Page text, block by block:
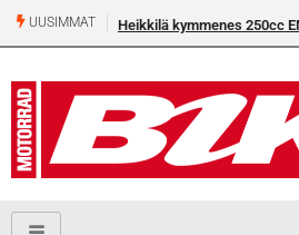
UUSIMMAT Heikkilä kymmenes 250cc